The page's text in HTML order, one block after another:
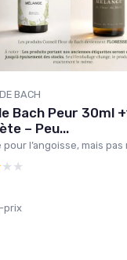
BACH
Bach Peur 30ml
– Peu...
l’angoisse, mais pas
prix